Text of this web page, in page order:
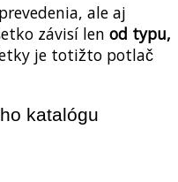
ale aj
závisí len od typu,
je totižto potlač
katalógu